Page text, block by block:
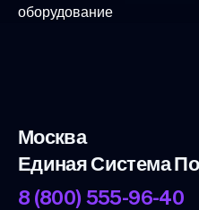
оборудование
Москва
Единая Система
8 (800) 555-96-40